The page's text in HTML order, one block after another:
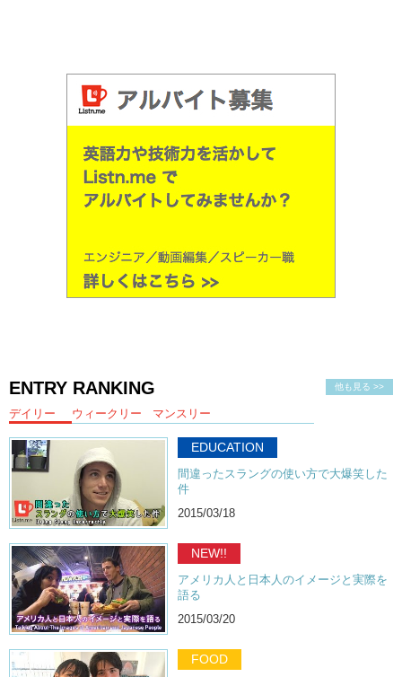
他も見る >>
ENTRY RANKING
デイリー ウィークリー マンスリー
EDUCATION
間違ったスラングの使い方で大爆笑した
件
2015/03/18
NEW!!
アメリカ人と日本人のイメージと実際を
語る
2015/03/20
FOOD